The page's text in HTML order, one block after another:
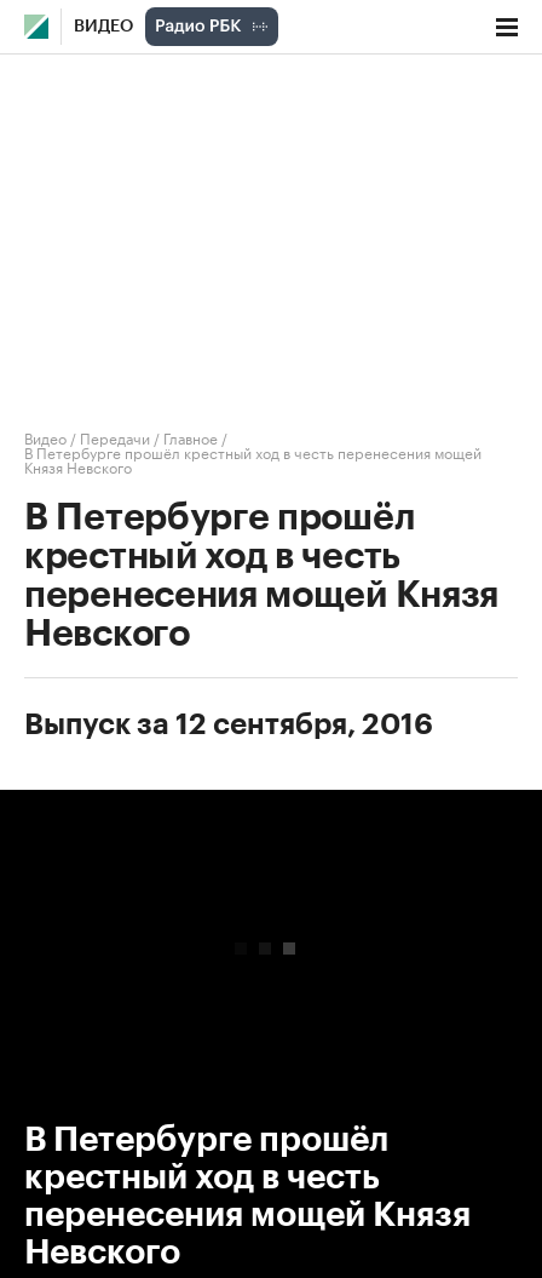
ВИДЕО
Видео / Передачи / Главное /
В Петербурге прошёл крестный ход в честь перенесения мощей
Князя Невского
В Петербурге прошёл
крестный ход в честь
перенесения мощей Князя
Невского
Выпуск за 12 сентября, 2016
В Петербурге прошёл
крестный ход в честь
перенесения мощей Князя
Невского